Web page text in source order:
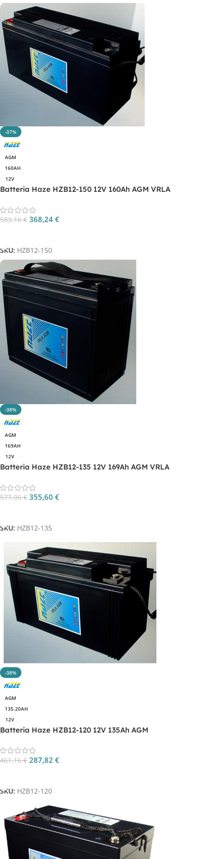
-37%
AGM
160AH
12V
Batteria Haze HZB12-150 12V 160Ah AGM VRLA
583,16€ 368,24 €
SKU: HZB12-150
-38%
AGM
169AH
12V
Batteria Haze HZB12-135 12V 169Ah AGM VRLA
577,06€ 355,60 €
SKU: HZB12-135
-38%
AGM
135.20AH
12V
Batteria Haze HZB12-120 12V 135Ah AGM
461,16€ 287,82 €
SKU: HZB12-120